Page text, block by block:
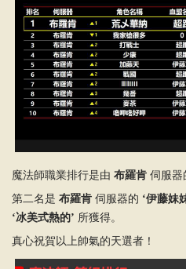
魔法師職業排行是由 布羅肯伺服器
第二名是 布羅肯 伺服器的 ‘伊藤妹
‘冰美式熱的’ 所獲得。
真心祝賀以上帥氣的天選者！